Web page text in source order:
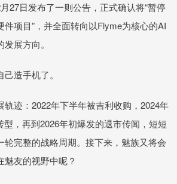
27日发布了一则公告，正式确认将“暂停
件项目”，并全面转向以Flyme为核心的AI
展方向。
造手机了。
轨迹：2022年下半年被吉利收购，2024年
型，再到2026年初爆发的退市传闻，短短
轮完整的战略周期。接下来，魅族又将会
魅友的视野中呢？